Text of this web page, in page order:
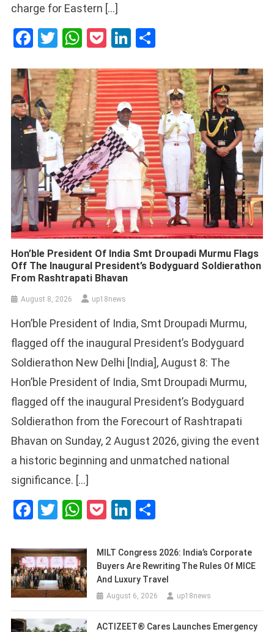
charge for Eastern […]
Facebook
Twitter
WhatsApp
PocketLinkedIn
Hon’ble President Of India Smt Droupadi Murmu Flags
Off The Inaugural President’s Bodyguard Soldierathon
From Rashtrapati Bhavan
August 8, 2026 up18news
Hon’ble President of India, Smt Droupadi Murmu,
flagged off the inaugural President’s Bodyguard
Soldierathon New Delhi [India], August 8: The
Hon’ble President of India, Smt Droupadi Murmu,
flagged off the inaugural President’s Bodyguard
Soldierathon from the Forecourt of Rashtrapati
Bhavan on Sunday, 2 August 2026, giving the event
a historic beginning and unmatched national
significance. […]
Facebook
Twitter
WhatsApp
PocketLinkedIn
MILT Congress 2026: India’s Corporate
Buyers Are Rewriting The Rules Of MICE
And Luxury Travel
August 6, 2026 up18news
ACTIZEET® Cares Launches Emergency